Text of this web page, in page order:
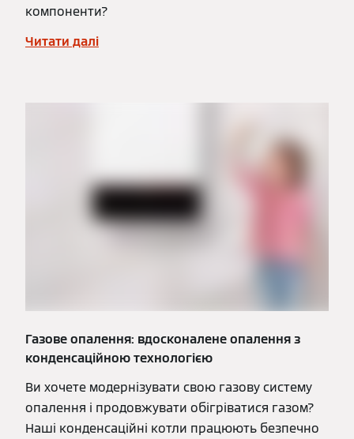
компоненти?
Читати далі
Газове опалення: вдосконалене опалення з
конденсаційною технологією
Ви хочете модернізувати свою газову систему
опалення і продовжувати обігріватися газом?
Наші конденсаційні котли працюють безпечно